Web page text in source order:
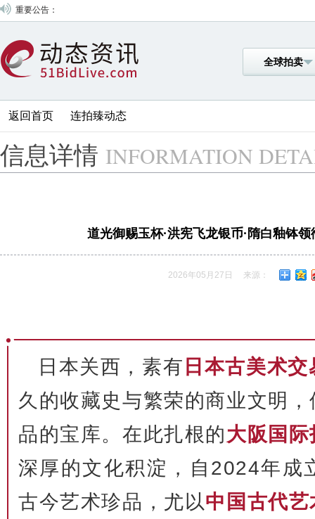
重要公告：
全球拍卖
返回首页 连拍臻动态
信息详情 INFORMATION
道光御赐玉杯·洪宪飞龙银币·隋白釉钵
2026年05月27日 来源：
日本关西，素有 日本古美术
久的收藏史与繁荣的商业文明
品的宝库。在此扎根的大阪国
深厚的文化积淀，自2024年成
古今艺术珍品，尤以中国古代